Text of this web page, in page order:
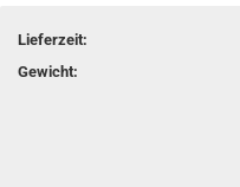
Lieferzeit:
Gewicht: